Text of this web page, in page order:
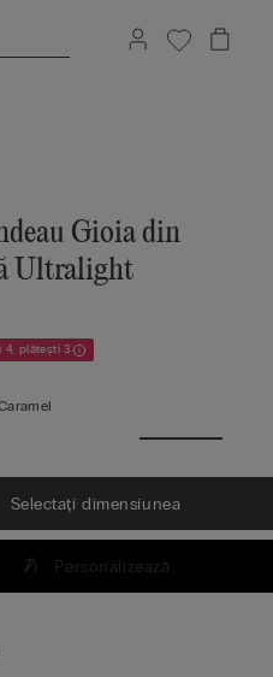
Gioia din
Ultralight
4, plătești 3
Selectați dimensiunea
Personalizează